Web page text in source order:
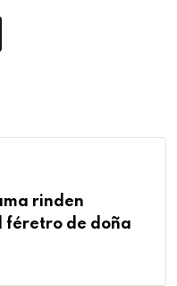
rinden
féretro de doña